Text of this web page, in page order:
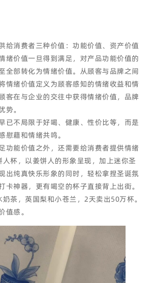
给消费者三种价值：功能价值、资产价值
绪价值一旦得到满足，对产品功能价值的
全部转化为情绪价值。从顾客与品牌之间
情绪价值定义为顾客感知的情绪收益和情
客在与企业的交往中获得情绪价值，品牌
。
已不局限于好喝、健康、性价比等，而是
慰藉和情绪共鸣。
功能价值之外，还需要给消费者提供情绪
杯，以姜饼人的形象呈现，加上迷你圣
出纯真快乐形象的同时，轻松拿捏圣诞氛
卡神器，更有喝空的杯子直接背上出街。
茶，英国梨和小苍兰，2天卖出50万杯。
值感。